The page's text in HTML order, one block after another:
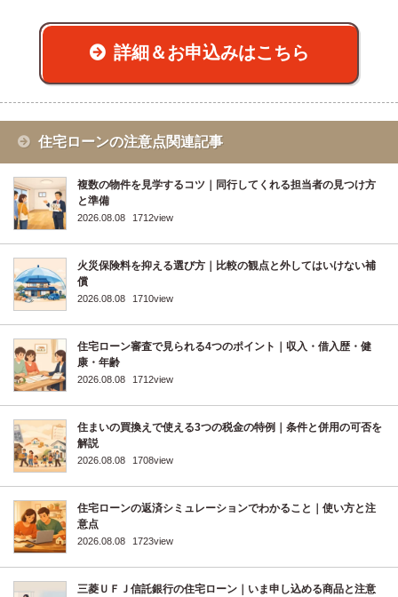
詳細＆お申込みはこちら
住宅ローンの注意点関連記事
複数の物件を見学するコツ｜同行してくれる担当者の見つけ方
と準備
2026.08.08 1712view
火災保険料を抑える選び方｜比較の観点と外してはいけない補
償
2026.08.08 1710view
住宅ローン審査で見られる4つのポイント｜収入・借入歴・健
康・年齢
2026.08.08 1712view
住まいの買換えで使える3つの税金の特例｜条件と併用の可否を
解説
2026.08.08 1708view
住宅ローンの返済シミュレーションでわかること｜使い方と注
意点
2026.08.08 1723view
三菱ＵＦＪ信託銀行の住宅ローン｜いま申し込める商品と注意